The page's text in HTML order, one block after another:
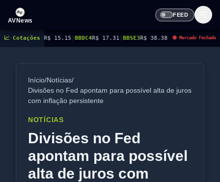
AVNews
FEED
📈 Cotações
15.15|BBDC4R$ 17.31 |BBSE3R$ 38.38 |BEES3R$ 8.78| BEES4R$ 9.16|
🔴 Mercado Fechado
Início/Notícias/
Divisões no Fed apontam para possível alta de juros
com inflação persistente
NOTÍCIAS
Divisões no Fed
apontam para possível
alta de juros com